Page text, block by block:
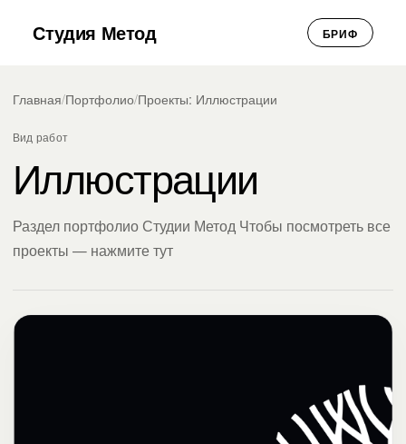
Студия Метод БРИФ
Главная/Портфолио/Проекты: Иллюстрации
Вид работ
Иллюстрации
Раздел портфолио Студии Метод Чтобы посмотреть все
проекты — нажмите тут